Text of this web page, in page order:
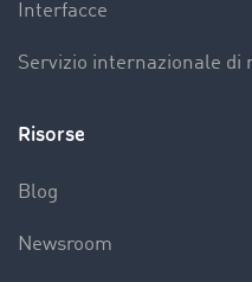
Interfacce
Servizio internazionale di
Risorse
Blog
Newsroom